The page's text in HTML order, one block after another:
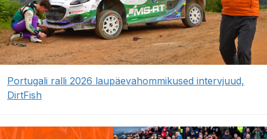
Portugali ralli 2026 laupäevahommikused intervjuud,
DirtFish